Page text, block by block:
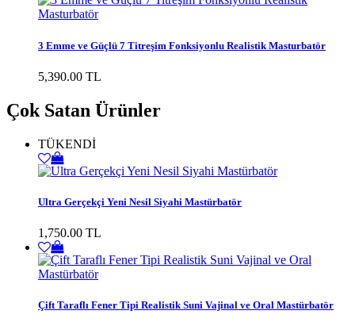
3 Emme ve Güçlü 7 Titreşim Fonksiyonlu Realistik Masturbatör
5,390.00 TL
Çok Satan Ürünler
TÜKENDİ
Ultra Gerçekçi Yeni Nesil Siyahi Mastürbatör
1,750.00 TL
Çift Taraflı Fener Tipi Realistik Suni Vajinal ve Oral Mastürbatör